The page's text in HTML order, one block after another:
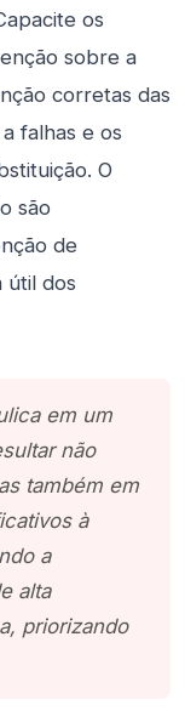
os
sobre a
corretas das
falhas e os
O
são
de
útil dos
em um
não
também em
à
a
alta
priorizando